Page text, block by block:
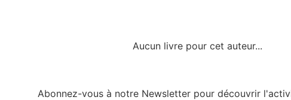
Aucun livre pour cet auteur...
Abonnez-vous à notre Newsletter pour découvrir